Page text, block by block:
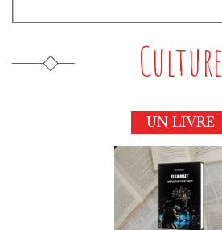
Culture
UN LIVRE